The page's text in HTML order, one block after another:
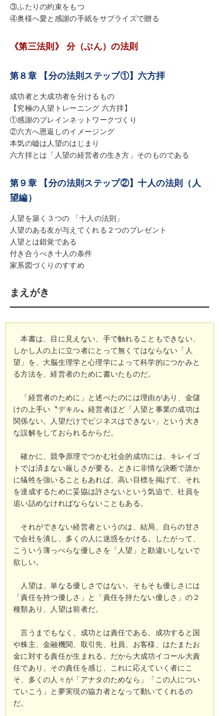
③ふたりの約束をもつ
④奥様へ愛と感謝の手紙をサプライズで贈る
《第三法則》 分（ぶん）の法則
第８章 【分の法則ステップ①】六方拝
成功者と大成功者を分けるもの
【究極の人望トレーニング 六方拝】
①感謝のブレインネットワークづくり
②六方へ恩返しのイメージング
本気の嘘は人望のはじまり
六方拝とは「人望の経営者の生き方」そのものである
第９章 【分の法則ステップ②】十人の法則（人
望編）
人望を築く３つの 「十人の法則」
人望のある友が与えてくれる２つのプレゼント
人望とは錯覚である
付き合うべき十人の条件
家系図づくりのすすめ
まえがき
本書は、目に見えない、手で触れることもできない、
しかし人の上に立つ者にとって無くてはならない「人
望」を、大脳生理学と心理学によって科学的につかみと
る方法を、経営者のために書いたものだ。
「経営者のために」と述べたのには理由があり、金儲
けの上手い〝デキル〟経営者ほど「人望と事業の成功は
関係ない。人望だけでビジネスはできない」という大き
な誤解をしておられるからだ。
確かに、競争原理でつかむ社会的成功には、キレイゴ
トでは済まない厳しさが要る。ときに非情な決断で誰か
に犠牲を強いることもあれば、高い目標を掲げて、それ
を達成するために妥協は許さないという気迫で、社員を
追い詰めなければならないこともある。
それができない経営者というのは、結局、自らの甘さ
で会社を潰し、多くの人に迷惑をかける。したがって、
こういう薄っぺらな優しさを「人望」と勘違いしないで
欲しい。
人望は、単なる優しさではない。そもそも優しさには
「責任を持つ優しさ」と「責任を持たない優しさ」の２
種類あり、人望は前者だ。
言うまでもなく、成功とは責任である。成功すると国
や株主、金融機関、取引先、社員、お客様、はたまたお
金に対する責任が生まれる。だから大成功イコール大責
任であり、その責任を感じ、これに応えていく者にこ
そ、多くの人々が「アナタのためなら」「この人につい
ていこう」と夢実現の協力者となって動いてくれるの
だ。